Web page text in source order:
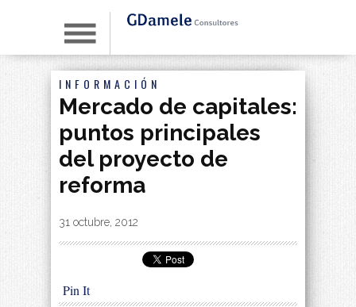
INFORMACIÓN
Mercado de capitales:
puntos principales
del proyecto de
reforma
By|
31 octubre, 2012
Pin It